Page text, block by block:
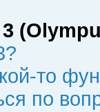
то
по